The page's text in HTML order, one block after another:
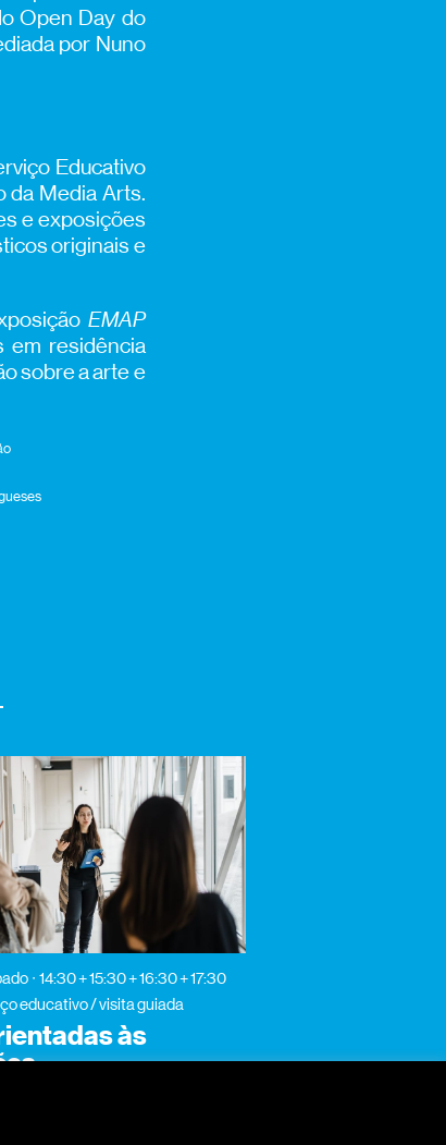
Open Day do
por Nuno
Educativo
da Media Arts.
e exposições
originais e
EMAP
em residência
sobre a arte e
14:30 + 15:30 + 16:30 + 17:30
educativo / visita guiada
às